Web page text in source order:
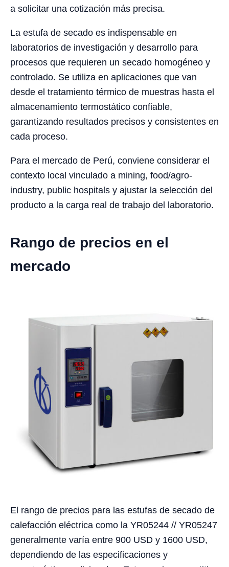
a solicitar una cotización más precisa.
La estufa de secado es indispensable en
laboratorios de investigación y desarrollo para
procesos que requieren un secado homogéneo y
controlado. Se utiliza en aplicaciones que van
desde el tratamiento térmico de muestras hasta el
almacenamiento termostático confiable,
garantizando resultados precisos y consistentes en
cada proceso.
Para el mercado de Perú, conviene considerar el
contexto local vinculado a mining, food/agro-
industry, public hospitals y ajustar la selección del
producto a la carga real de trabajo del laboratorio.
Rango de precios en el
mercado
El rango de precios para las estufas de secado de
calefacción eléctrica como la YR05244 // YR05247
generalmente varía entre 900 USD y 1600 USD,
dependiendo de las especificaciones y